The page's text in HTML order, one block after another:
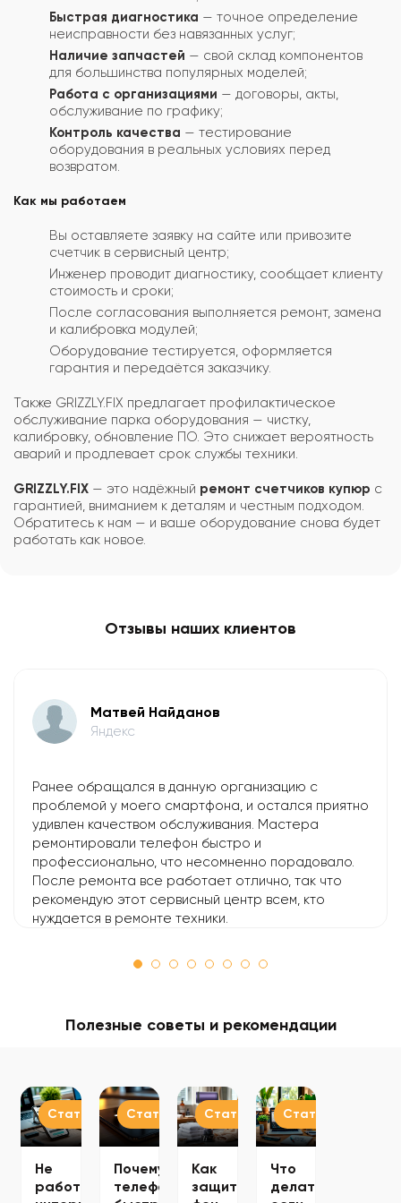
Быстрая диагностика — точное определение
неисправности без навязанных услуг;
Наличие запчастей — свой склад компонентов
для большинства популярных моделей;
Работа с организациями — договоры, акты,
обслуживание по графику;
Контроль качества — тестирование
оборудования в реальных условиях перед
возвратом.
Как мы работаем
Вы оставляете заявку на сайте или привозите
счетчик в сервисный центр;
Инженер проводит диагностику, сообщает клиенту
стоимость и сроки;
После согласования выполняется ремонт, замена
и калибровка модулей;
Оборудование тестируется, оформляется
гарантия и передаётся заказчику.
Также GRIZZLY.FIX предлагает профилактическое
обслуживание парка оборудования — чистку,
калибровку, обновление ПО. Это снижает вероятность
аварий и продлевает срок службы техники.
GRIZZLY.FIX — это надёжный ремонт счетчиков купюр с
гарантией, вниманием к деталям и честным подходом.
Обратитесь к нам — и ваше оборудование снова будет
работать как новое.
Отзывы наших клиентов
Матвей Найданов
Яндекс
Ранее обращался в данную организацию с
проблемой у моего смартфона, и остался приятно
удивлен качеством обслуживания. Мастера
ремонтировали телефон быстро и
профессионально, что несомненно порадовало.
После ремонта все работает отлично, так что
рекомендую этот сервисный центр всем, кто
нуждается в ремонте техники.
Полезные советы и рекомендации
Статьи
Не
работает
Статьи
Почему
телефон
Статьи
Как
защитить
Статьи
Что
делать,